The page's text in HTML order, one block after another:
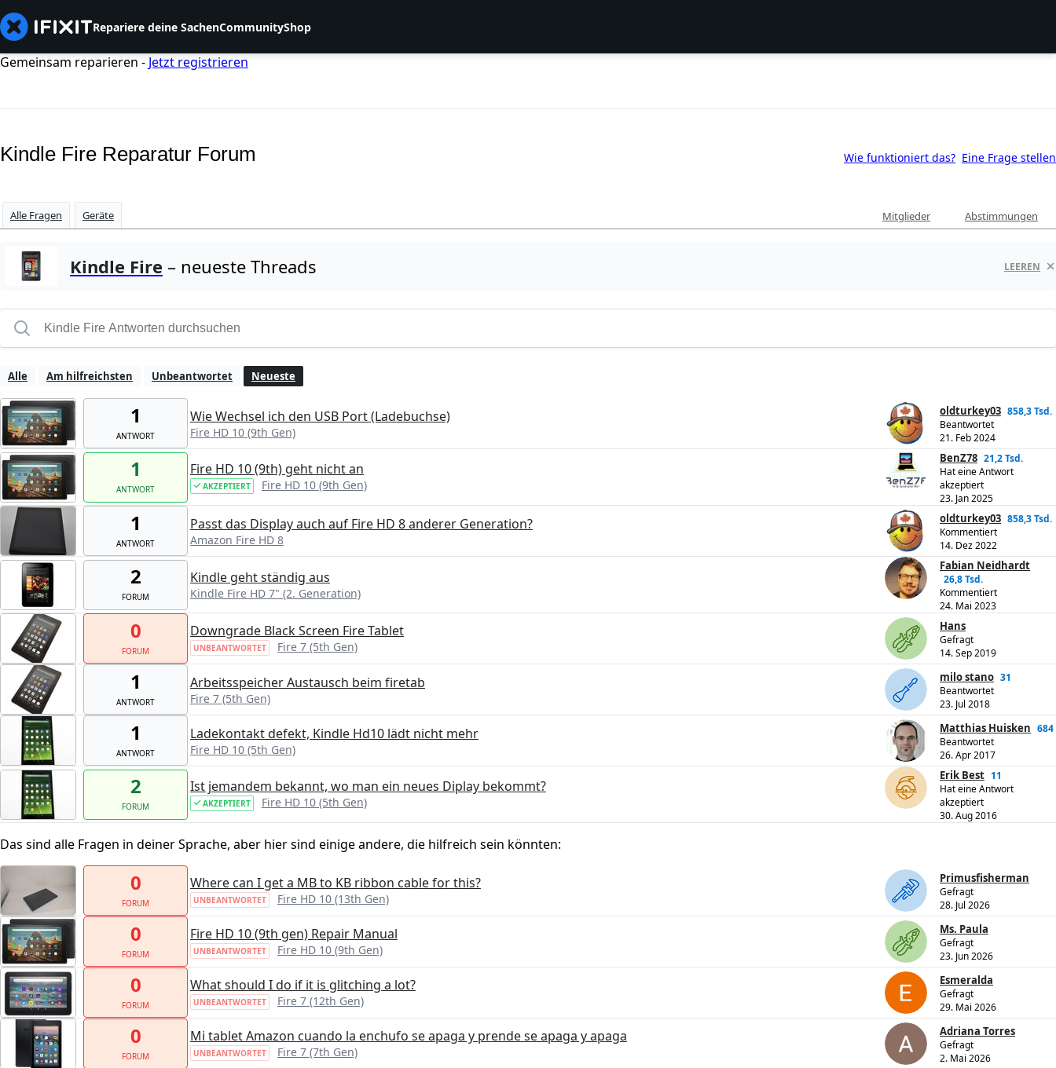
Repariere deine SachenCommunityShop
Gemeinsam reparieren - Jetzt registrieren
Kindle Fire Reparatur Forum Wie funktioniert das? Eine Frage stellen
Alle Fragen Geräte Mitglieder Abstimmungen
Kindle Fire – neueste Threads LEEREN
Alle Am hilfreichsten Unbeantwortet Neueste
1
ANTWORT
Wie Wechsel ich den USB Port (Ladebuchse)
Fire HD 10 (9th Gen)
oldturkey03 858,3 Tsd.
Beantwortet
21. Feb 2024
1
ANTWORT
Fire HD 10 (9th) geht nicht an
AKZEPTIERT Fire HD 10 (9th Gen)
BenZ78 21,2 Tsd.
Hat eine Antwort
akzeptiert
23. Jan 2025
1
ANTWORT
Passt das Display auch auf Fire HD 8 anderer Generation?
Amazon Fire HD 8
oldturkey03 858,3 Tsd.
Kommentiert
14. Dez 2022
2
FORUM
Kindle geht ständig aus
Kindle Fire HD 7" (2. Generation)
Fabian Neidhardt
26,8 Tsd.
Kommentiert
24. Mai 2023
0
FORUM
Downgrade Black Screen Fire Tablet
UNBEANTWORTET Fire 7 (5th Gen)
Hans
Gefragt
14. Sep 2019
1
ANTWORT
Arbeitsspeicher Austausch beim firetab
Fire 7 (5th Gen)
milo stano 31
Beantwortet
23. Jul 2018
1
ANTWORT
Ladekontakt defekt, Kindle Hd10 lädt nicht mehr
Fire HD 10 (5th Gen)
Matthias Huisken 684
Beantwortet
26. Apr 2017
2
FORUM
Ist jemandem bekannt, wo man ein neues Diplay bekommt?
AKZEPTIERT Fire HD 10 (5th Gen)
Erik Best 11
Hat eine Antwort
akzeptiert
30. Aug 2016
Das sind alle Fragen in deiner Sprache, aber hier sind einige andere, die hilfreich sein könnten:
0
FORUM
Where can I get a MB to KB ribbon cable for this?
UNBEANTWORTET Fire HD 10 (13th Gen)
Primusfisherman
Gefragt
28. Jul 2026
0
FORUM
Fire HD 10 (9th gen) Repair Manual
UNBEANTWORTET Fire HD 10 (9th Gen)
Ms. Paula
Gefragt
23. Jun 2026
0
FORUM
What should I do if it is glitching a lot?
UNBEANTWORTET Fire 7 (12th Gen)
Esmeralda
Gefragt
29. Mai 2026
0
FORUM
Mi tablet Amazon cuando la enchufo se apaga y prende se apaga y apaga
UNBEANTWORTET Fire 7 (7th Gen)
Adriana Torres
Gefragt
2. Mai 2026